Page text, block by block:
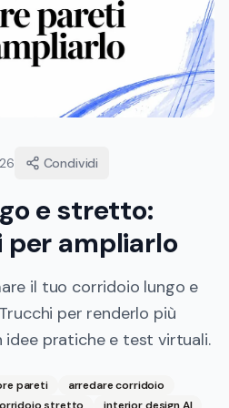
Condividi
e stretto:
per ampliarlo
il tuo corridoio lungo e
per renderlo più
idee pratiche e test virtuali.
pareti
arredare corridoio